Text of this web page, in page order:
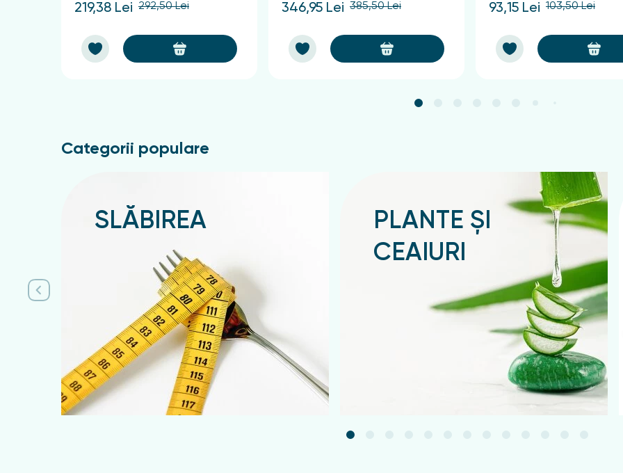
219,38 Lei 292,50 Lei 346,95 Lei 385,50 Lei 93,15 Lei 103,50 Lei
Categorii populare
SLĂBIREA
PLANTE ȘI
CEAIURI